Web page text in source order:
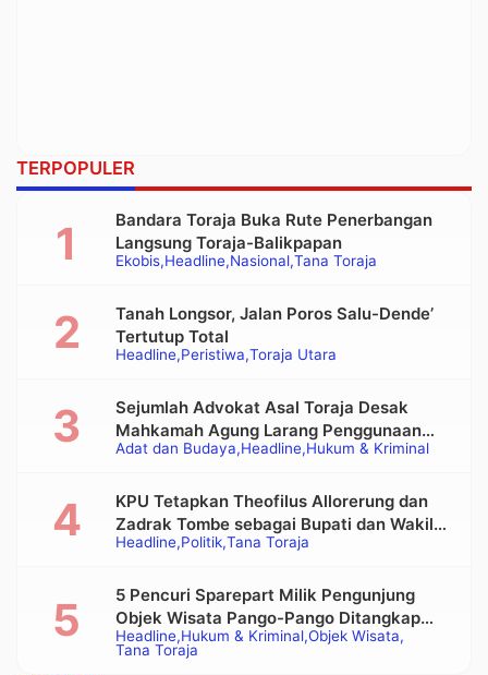
TERPOPULER
Ekobis Headline Nasional Tana Toraja
Bandara Toraja Buka Rute Penerbangan
Langsung Toraja-Balikpapan
Headline Peristiwa Toraja Utara
Tanah Longsor, Jalan Poros Salu-Dende’
Tertutup Total
Adat dan Budaya Headline Hukum & Kriminal
Sejumlah Advokat Asal Toraja Desak
Mahkamah Agung Larang Penggunaan
Alat Berat pada Eksekusi Rumah Adat
Headline Politik Tana Toraja
KPU Tetapkan Theofilus Allorerung dan
Zadrak Tombe sebagai Bupati dan Wakil
Bupati Tana Toraja Terpilih
Headline Hukum & Kriminal Objek Wisata
Tana Toraja
5 Pencuri Sparepart Milik Pengunjung
Objek Wisata Pango-Pango Ditangkap
Polisi